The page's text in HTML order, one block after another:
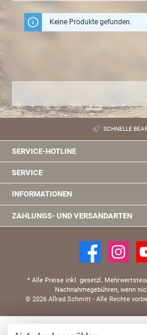
Keine Produkte gefunden.
SCHNELLE
SERVICE-HOTLINE
SERVICE
INFORMATIONEN
ZAHLUNGS- UND VERSANDARTEN
* Alle Preise inkl. gesetzl.
Nachnahmegebühren, wenn
© 2026 Allrad Schmitt - Alle Rechte